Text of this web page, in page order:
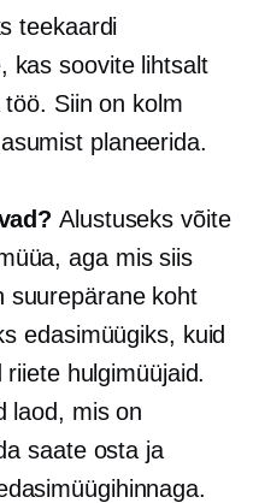
teekaardi
kas soovite lihtsalt
töö. Siin on kolm
planeerida.
Alustuseks võite
aga mis siis
suurepärane koht
edasimüügiks, kuid
hulgimüüjaid.
laod, mis on
saate osta ja